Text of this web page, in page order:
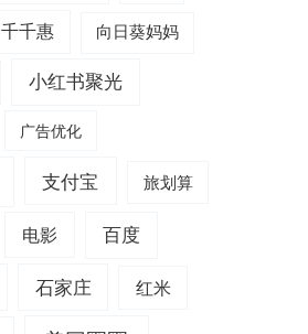
千千惠 向日葵妈妈
小红书聚光
广告优化
支付宝 旅划算
电影 百度
石家庄 红米